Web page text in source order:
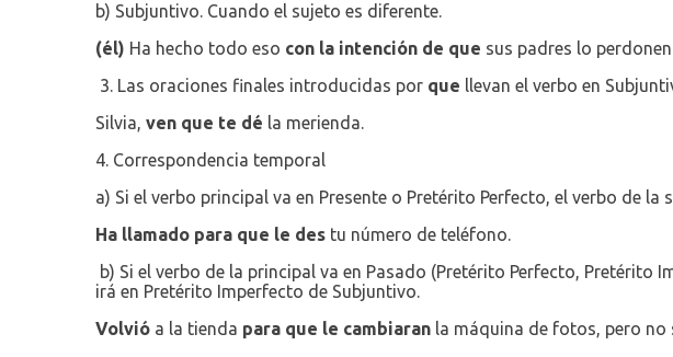
b) Subjuntivo. Cuando el sujeto es diferente.
(él) Ha hecho todo eso con la intención de que sus padres lo perdonen
3. Las oraciones finales introducidas por que llevan el verbo en
Silvia, ven que te dé la merienda.
4. Correspondencia temporal
a) Si el verbo principal va en Presente o Pretérito Perfecto, el verbo de
Ha llamado para que le des tu número de teléfono.
b) Si el verbo de la principal va en Pasado (Pretérito Perfecto,
irá en Pretérito Imperfecto de Subjuntivo.
Volvió a la tienda para que le cambiaran la máquina de fotos, pero no